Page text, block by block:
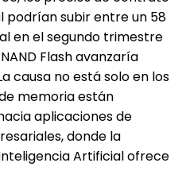
podrían subir entre un 58
en el segundo trimestre
Flash avanzaría
causa no está solo en los
memoria están
aplicaciones de
donde la
Artificial ofrece